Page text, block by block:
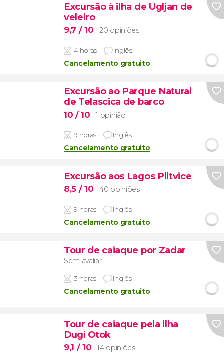
Excursão à ilha de Ugljan de
veleiro
9,7 / 10 20 opiniões
4 horas Inglês
Cancelamento gratuito
Excursão ao Parque Natural
de Telascica de barco
10 / 10 1 opinião
9 horas Inglês
Cancelamento gratuito
Excursão aos Lagos Plitvice
8,5 / 10 40 opiniões
9 horas Inglês
Cancelamento gratuito
Tour de caiaque por Zadar
Sem avaliar
3 horas Inglês
Cancelamento gratuito
Tour de caiaque pela ilha
Dugi Otok
9,1 / 10 14 opiniões